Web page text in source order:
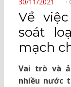
ON
Về
soát
mạch
Vai trò và
nhiều nước